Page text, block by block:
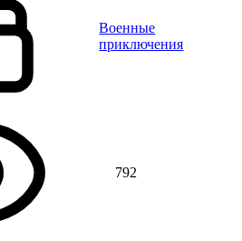
Военные
приключения
792